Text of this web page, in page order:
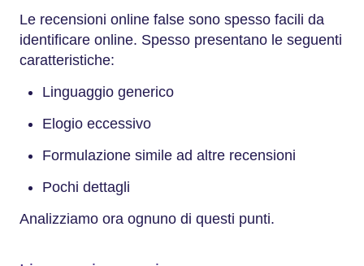
Le recensioni online false sono spesso facili da
identificare online. Spesso presentano le seguenti
caratteristiche:
Linguaggio generico
Elogio eccessivo
Formulazione simile ad altre recensioni
Pochi dettagli
Analizziamo ora ognuno di questi punti.